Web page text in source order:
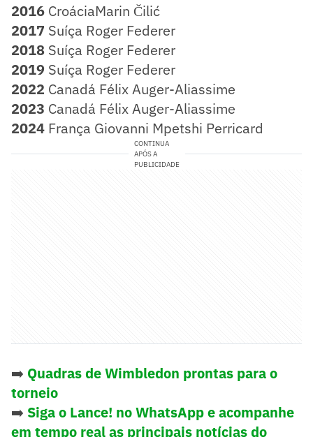
2016 CroáciaMarin Čilić
2017 Suíça Roger Federer
2018 Suíça Roger Federer
2019 Suíça Roger Federer
2022 Canadá Félix Auger-Aliassime
2023 Canadá Félix Auger-Aliassime
2024 França Giovanni Mpetshi Perricard
CONTINUA
APÓS A
PUBLICIDADE
➡️ Quadras de Wimbledon prontas para o
torneio
➡️ Siga o Lance! no WhatsApp e acompanhe
em tempo real as principais notícias do